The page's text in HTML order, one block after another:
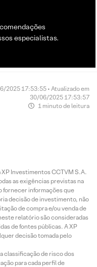
especialistas.
2025 17:53:55 • Atualizado em
30/06/2025 17:53:57
1 minuto de leitura
Investimentos CCTVM S.A.
as exigências previstas na
fornecer informações que
decisão de investimento, não
de compra e/ou venda de
relatório são consideradas
de fontes públicas. A XP
decisão tomada pelo
classificação de risco dos
para cada perfil de